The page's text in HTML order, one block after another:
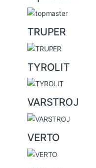
TRUPER
TYROLIT
VARSTROJ
VERTO